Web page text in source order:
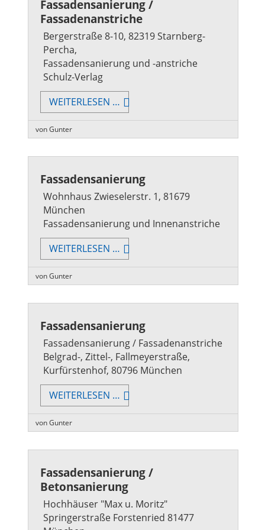
Fassadensanierung /
Fassadenanstriche
Bergerstraße 8-10, 82319 Starnberg-
Percha,
Fassadensanierung und -anstriche
Schulz-Verlag
WEITERLESEN … FASSADENSANIERUNG
/
von Gunter
Fassadensanierung
Wohnhaus Zwieselerstr. 1, 81679
München
Fassadensanierung und Innenanstriche
WEITERLESEN … FASSADENSANIERUNG
von Gunter
Fassadensanierung
Fassadensanierung / Fassadenanstriche
Belgrad-, Zittel-, Fallmeyerstraße,
Kurfürstenhof, 80796 München
WEITERLESEN … FASSADENSANIERUNG
von Gunter
Fassadensanierung /
Betonsanierung
Hochhäuser "Max u. Moritz"
Springerstraße Forstenried 81477